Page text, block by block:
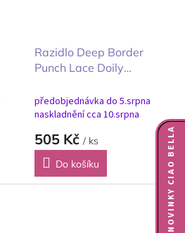
Razidlo Deep Border
Punch Lace Doily
předobjednávka do 5.srpna
naskladnění cca 10.srpna
505 Kč / ks
Do košíku
NOVINKY CIAO BELLA